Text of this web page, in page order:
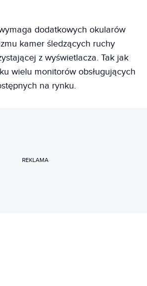
dodatkowych okularów
kamer śledzących ruchy
z wyświetlacza. Tak jak
wielu monitorów obsługujących
na rynku.
REKLAMA